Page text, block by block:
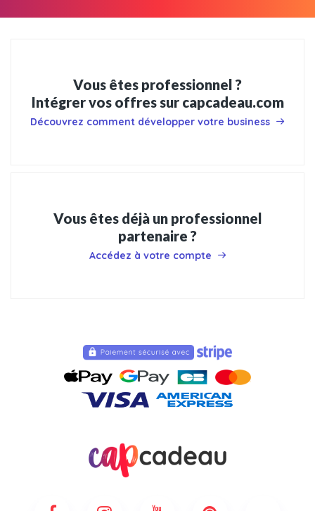
Vous êtes professionnel ?
Intégrer vos offres sur capcadeau.com
Découvrez comment développer votre business
Vous êtes déjà un professionnel
partenaire ?
Accédez à votre compte